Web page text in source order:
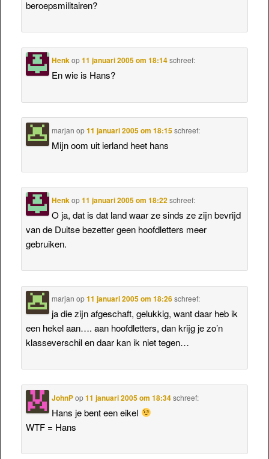
beroepsmilitairen?
Henkop11 januari 2005 om 18:14 schreef:
En wie is Hans?
marjan op11 januari 2005 om 18:15 schreef:
Mijn oom uit ierland heet hans
Henkop11 januari 2005 om 18:22 schreef:
O ja, dat is dat land waar ze sinds ze zijn bevrijd
van de Duitse bezetter geen hoofdletters meer
gebruiken.
marjan op11 januari 2005 om 18:26 schreef:
ja die zijn afgeschaft, gelukkig, want daar heb ik
een hekel aan…. aan hoofdletters, dan krijg je zo’n
klasseverschil en daar kan ik niet tegen…
JohnPop11 januari 2005 om 18:34 schreef:
Hans je bent een eikel
WTF = Hans